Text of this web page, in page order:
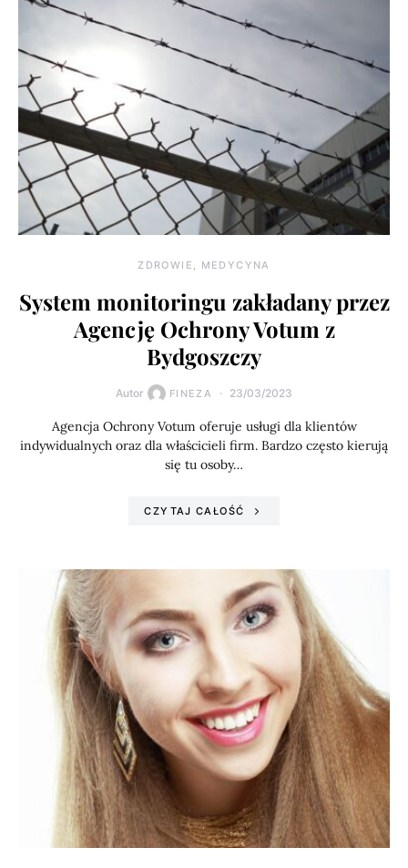
ZDROWIE, MEDYCYNA
System monitoringu zakładany przez
Agencję Ochrony Votum z
Bydgoszczy
Autor FINEZA 23/03/2023
Agencja Ochrony Votum oferuje usługi dla klientów
indywidualnych oraz dla właścicieli firm. Bardzo często kierują
się tu osoby…
CZYTAJ CAŁOŚĆ